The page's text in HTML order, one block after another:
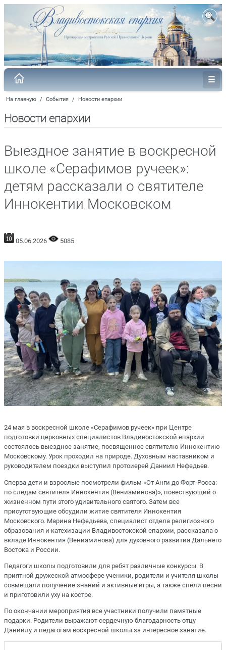
На главную / События / Новости епархии
Новости епархии
Выездное занятие в воскресной
школе «Серафимов ручеек»:
детям рассказали о святителе
Иннокентии Московском
05.06.2026 5085
24 мая в воскресной школе «Серафимов ручеек» при Центре
подготовки церковных специалистов Владивостокской епархии
состоялось выездное занятие, посвященное святителю Иннокентию
Московскому. Урок проходил на природе. Духовным наставником и
руководителем поездки выступил протоиерей Даниил Нефедьев.
Сперва дети и взрослые посмотрели фильм «От Анги до Форт-Росса:
по следам святителя Иннокентия (Вениаминова)», повествующий о
жизненном пути этого удивительного святого. Затем все
присутствующие обсудили житие святителя Иннокентия
Московского. Марина Нефедьева, специалист отдела религиозного
образования и катехизации Владивостокской епархии, рассказала о
вкладе Иннокентия (Вениаминова) для духовного развития Дальнего
Востока и России.
Педагоги школы подготовили для ребят различные конкурсы. В
приятной дружеской атмосфере ученики, родители и учителя школы
совмещали получение знаний и активные игры, а также спели песни
и приготовили уху на костре.
По окончании мероприятия все участники получили памятные
подарки. Родители выражают сердечную благодарность отцу
Даниилу и педагогам воскресной школы за интересное занятие.